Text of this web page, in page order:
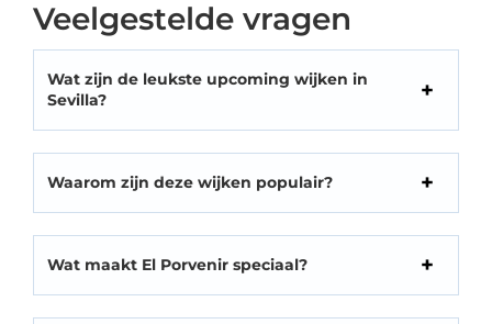
Veelgestelde vragen
Wat zijn de leukste upcoming wijken in
Sevilla?
Waarom zijn deze wijken populair?
Wat maakt El Porvenir speciaal?